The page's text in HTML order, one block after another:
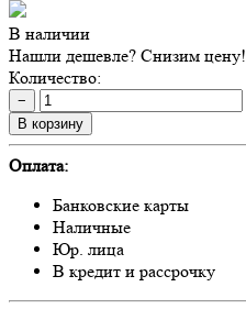
В наличии
Нашли дешевле? Снизим цену!
Количество:
−
В корзину
Оплата:
Банковские карты
Наличные
Юр. лица
В кредит и рассрочку